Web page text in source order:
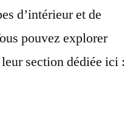
d’intérieur et de
pouvez explorer
section dédiée ici :